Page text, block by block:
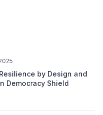
by Design and
Democracy Shield